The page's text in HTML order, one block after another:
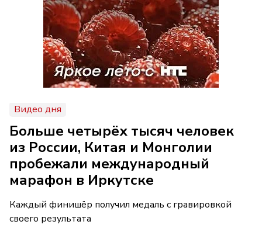
Видео дня
Больше четырёх тысяч человек
из России, Китая и Монголии
пробежали международный
марафон в Иркутске
Каждый финишёр получил медаль с гравировкой
своего результата